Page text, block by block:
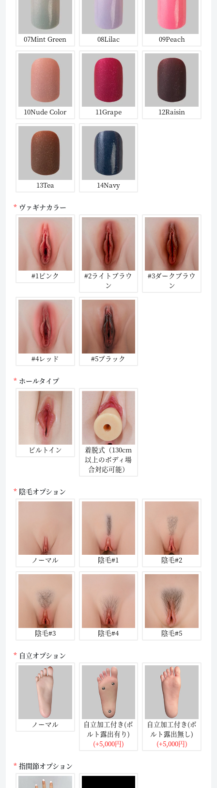
07Mint Green 08Lilac 09Peach
10Nude Color 11Grape 12Raisin
13Tea 14Navy
ヴァギナカラー
#1ピンク
#2ライトブラウ
ン
#3ダークブラウ
ン
#4レッド #5ブラック
ホールタイプ
ビルトイン
着脱式（130cm
以上のボディ場
合対応可能）
陰毛オプション
ノーマル 陰毛#1 陰毛#2
陰毛#3 陰毛#4 陰毛#5
自立オプション
ノーマル
自立加工付き(ボ
ルト露出有り)
(+5,000円)
自立加工付き(ボ
ルト露出無し)
(+5,000円)
指関節オプション